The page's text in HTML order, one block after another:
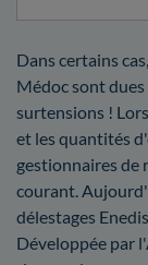
Dans certains
Médoc sont
surtensions !
et les quantités
gestionnaires de
courant.
délestages
Développée par